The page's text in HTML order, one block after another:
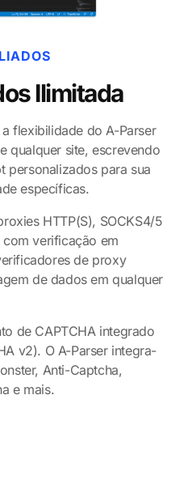
Ilimitada
flexibilidade do A-Parser
qualquer site, escrevendo
personalizados para sua
específicas.
HTTP(S), SOCKS4/5
verificação em
de proxy
de dados em qualquer
de CAPTCHA integrado
v2). O A-Parser integra-
Anti-Captcha,
e mais.